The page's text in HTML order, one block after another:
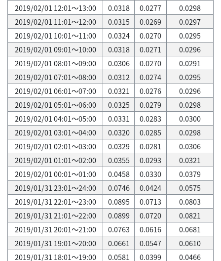
2019/02/01 12:01～13:00
0.0318 0.0277
0.0298
2019/02/01 11:01～12:00
0.0315 0.0269
0.0297
2019/02/01 10:01～11:00
0.0324 0.0270
0.0295
2019/02/01 09:01～10:00
0.0318 0.0271
0.0296
2019/02/01 08:01～09:00
0.0306 0.0270
0.0291
2019/02/01 07:01～08:00
0.0312 0.0274
0.0295
2019/02/01 06:01～07:00
0.0321 0.0276
0.0296
2019/02/01 05:01～06:00
0.0325 0.0279
0.0298
2019/02/01 04:01～05:00
0.0331 0.0283
0.0300
2019/02/01 03:01～04:00
0.0320 0.0285
0.0298
2019/02/01 02:01～03:00
0.0329 0.0281
0.0306
2019/02/01 01:01～02:00
0.0355 0.0293
0.0321
2019/02/01 00:01～01:00
0.0458 0.0330
0.0379
2019/01/31 23:01～24:00
0.0746 0.0424
0.0575
2019/01/31 22:01～23:00
0.0895 0.0713
0.0803
2019/01/31 21:01～22:00
0.0899 0.0720
0.0821
2019/01/31 20:01～21:00
0.0763 0.0616
0.0681
2019/01/31 19:01～20:00
0.0661 0.0547
0.0610
2019/01/31 18:01～19:00
0.0581 0.0399 0.0466